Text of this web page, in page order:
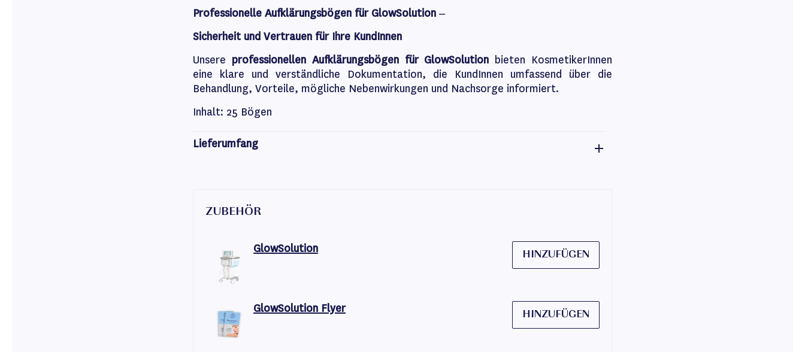
Professionelle Aufklärungsbögen für GlowSolution –
Sicherheit und Vertrauen für Ihre KundInnen
Unsere professionellen Aufklärungsbögen für GlowSolution bieten KosmetikerInnen
eine klare und verständliche Dokumentation, die KundInnen umfassend über die
Behandlung, Vorteile, mögliche Nebenwirkungen und Nachsorge informiert.
Inhalt: 25 Bögen
Lieferumfang
ZUBEHÖR
GlowSolution HINZUFÜGEN
GlowSolution Flyer HINZUFÜGEN